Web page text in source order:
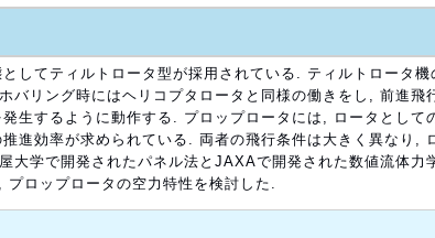
してティルトロータ型が採用されている. ティルトロータ機
バリング時にはヘリコプタロータと同様の働きをし, 前進飛
生するように動作する. プロップロータには, ロータとして
進効率が求められている. 両者の飛行条件は大きく異なり,
大学で開発されたパネル法とJAXAで開発された数値流体力
ロップロータの空力特性を検討した.